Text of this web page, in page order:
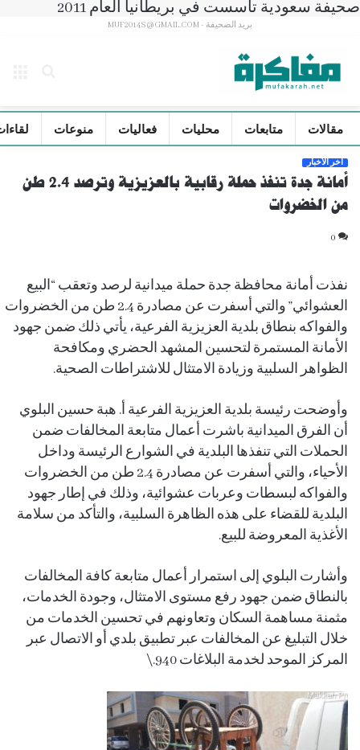
صحيفة سعودية تأسست في بريطانيا العام 2011
بريد الصحيفة - MUF2014S@GMAIL.COM
مقالات متابعات محليات فعاليات منوعات
آخر الأخبار
أمانة جدة تنفذ حملة رقابية بالعزيزية وترصد 2.4 طن
من الخضروات
0
نفذت أمانة محافظة جدة حملة ميدانية لرصد وتعقب “البيع
العشوائي” والتي أسفرت عن مصادرة 2.4 طن من الخضروات
والفواكه بنطاق بلدية العزيزية الفرعية، يأتي ذلك ضمن جهود
الأمانة المستمرة لتحسين المشهد الحضري ومكافحة
الظواهر السلبية وزيادة الامتثال للاشتراطات الصحية.
وأوضحت رئيسة بلدية العزيزية الفرعية أ. هبة حسين البلوي
أن الفرق الميدانية باشرت أعمال متابعة المخالفات ضمن
الحملات التي تنفذها البلدية في الشوارع الرئيسة وداخل
الأحياء، والتي أسفرت عن مصادرة 2.4 طن من الخضروات
والفواكه لبسطات وعربات عشوائية، وذلك في إطار جهود
البلدية للقضاء على هذه الظاهرة السلبية، والتأكد من سلامة
الأغذية المعروضة للبيع.
وأشارت البلوي إلى استمرار أعمال متابعة كافة المخالفات
بالنطاق ضمن جهود رفع مستوى الامتثال، وجودة الخدمات،
مثمنة مساهمة السكان وتعاونهم في تحسين الخدمات من
خلال التبليغ عن المخالفات عبر تطبيق بلدي أو الاتصال عبر
المركز الموحد لخدمة البلاغات 940.\